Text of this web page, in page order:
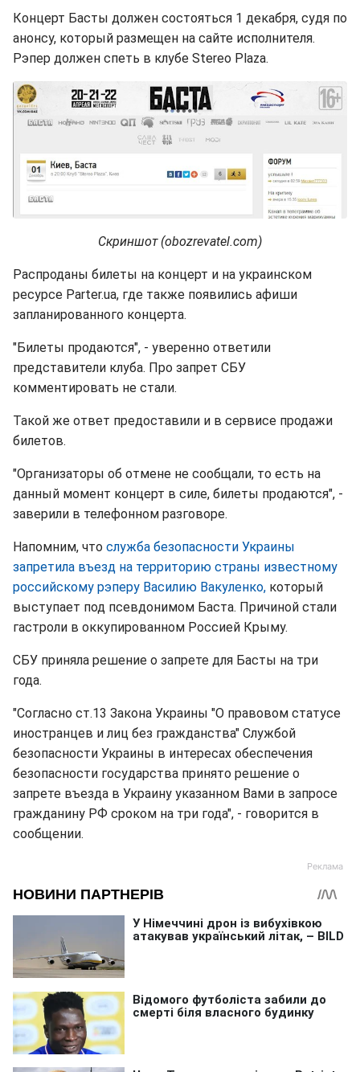
Концерт Басты должен состояться 1 декабря, судя по
анонсу, который размещен на сайте исполнителя.
Рэпер должен спеть в клубе Stereo Plaza.
Скриншот (obozrevatel.com)
Распроданы билеты на концерт и на украинском
ресурсе Parter.ua, где также появились афиши
запланированного концерта.
"Билеты продаются", - уверенно ответили
представители клуба. Про запрет СБУ
комментировать не стали.
Такой же ответ предоставили и в сервисе продажи
билетов.
"Организаторы об отмене не сообщали, то есть на
данный момент концерт в силе, билеты продаются", -
заверили в телефонном разговоре.
Напомним, что служба безопасности Украины
запретила въезд на территорию страны известному
российскому рэперу Василию Вакуленко, который
выступает под псевдонимом Баста. Причиной стали
гастроли в оккупированном Россией Крыму.
СБУ приняла решение о запрете для Басты на три
года.
"Согласно ст.13 Закона Украины "О правовом статусе
иностранцев и лиц без гражданства" Службой
безопасности Украины в интересах обеспечения
безопасности государства принято решение о
запрете въезда в Украину указанном Вами в запросе
гражданину РФ сроком на три года", - говорится в
сообщении.